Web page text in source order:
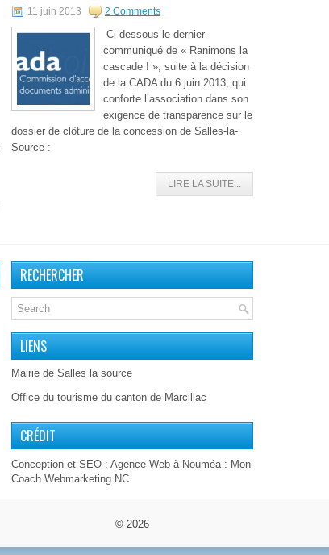
11 juin 2013 2 Comments
Ci dessous le dernier
communiqué de « Ranimons la
cascade ! », suite à la décision
de la CADA du 6 juin 2013, qui
conforte l’association dans son
exigence de transparence sur le
dossier de clôture de la concession de Salles-la-
Source :
LIRE LA SUITE...
RECHERCHER
LIENS
Mairie de Salles la source
Office du tourisme du canton de Marcillac
CRÉDIT
Conception et SEO : Agence Web à Nouméa: Mon
Coach Webmarketing NC
© 2026